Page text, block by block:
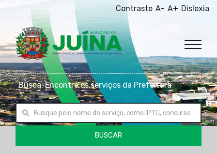
Contraste A- A+ Dislexia
Busca: Encontre os serviços da Prefeitura
BUSCAR